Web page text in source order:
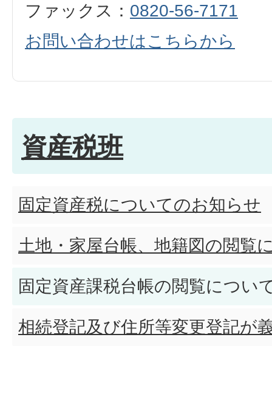
ファックス： 0820-56-7171
お問い合わせはこちらから
資産税班
固定資産税についてのお知らせ
土地・家屋台帳、地籍図の閲覧
固定資産課税台帳の閲覧につい
相続登記及び住所等変更登記が